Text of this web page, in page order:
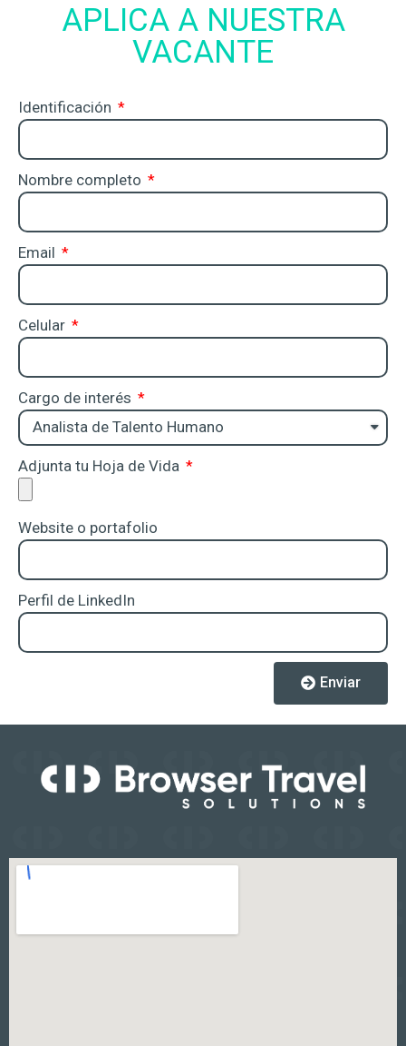
APLICA A NUESTRA
VACANTE
Identificación
Nombre completo
Email
Celular
Cargo de interés
Adjunta tu Hoja de Vida
Website o portafolio
Perfil de LinkedIn
Enviar